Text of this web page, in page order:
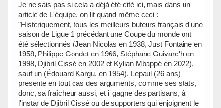
Je ne sais pas si cela a déjà été cité ici, mais dans un
article de L'équipe, on lit quand même ceci :
"Historiquement, tous les meilleurs buteurs français d'une
saison de Ligue 1 précédant une Coupe du monde ont
été sélectionnés (Jean Nicolas en 1938, Just Fontaine en
1958, Philippe Gondet en 1966, Stéphane Guivarc'h en
1998, Djibril Cissé en 2002 et Kylian Mbappé en 2022),
sauf un (Édouard Kargu, en 1954). Lepaul (26 ans)
présente en tout cas des arguments, comme ses stats,
donc, sa fraîcheur aussi, et il gagne des partisans, à
l'instar de Djibril Cissé ou de supporters qui enjoignent le